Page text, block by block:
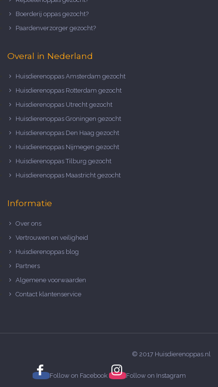
Boerderij oppas gezocht?
Paardenverzorger gezocht?
Overal in Nederland
Huisdierenoppas Amsterdam gezocht
Huisdierenoppas Rotterdam gezocht
Huisdierenoppas Utrecht gezocht
Huisdierenoppas Groningen gezocht
Huisdierenoppas Den Haag gezocht
Huisdierenoppas Nijmegen gezocht
Huisdierenoppas Tilburg gezocht
Huisdierenoppas Maastricht gezocht
Informatie
Over ons
Vertrouwen en veiligheid
Huisdierenoppas blog
Partners
Algemene voorwaarden
Contact klantenservice
© 2017 Huisdierenoppas.nl
Follow on Facebook Follow on Instagram